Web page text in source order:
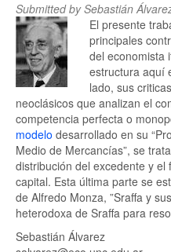
Submitted bySebastián
El presente
principales
del economista
estructura aquí
lado, sus
neoclásicos que analizan el
competencia perfecta o
modelo desarrollado en su
Medio de Mercancías”, se
distribución del excedente y
capital. Esta última parte se
de Alfredo Monza, ”Sraffa y
heterodoxa de Sraffa para
Sebastián Álvarez